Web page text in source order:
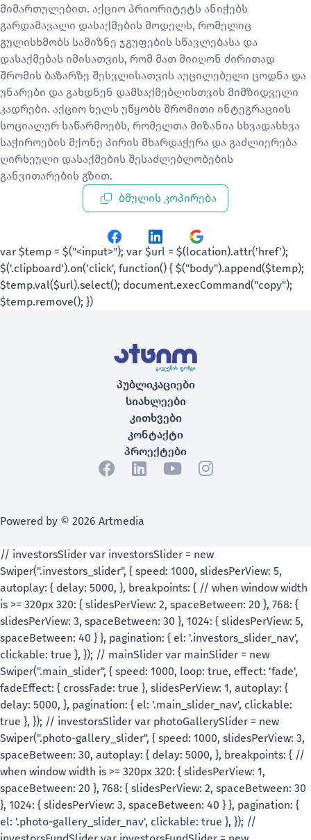
მიმართულებით. აქციო პრიორიტეტს ანიჭებს
გარდამავალი დასაქმების მოდელს, რომელიც
გულისხმობს სამიზნე ჯგუფების სწავლებასა და
დასაქმებას იმისათვის, რომ მათ მიიღონ ძირითად
შრომის ბაზარზე შესვლისათვის აუცილებელი ცოდნა და
უნარები და გახდნენ დამსაქმებლისთვის მიმზიდველი
კადრები. აქციო ხელს უწყობს შრომითი ინტეგრაციის
სოციალურ საწარმოებს, რომელთა მიზანია სხვადასხვა
საჭიროების მქონე პირის მხარდაჭერა და გაძლიერება
ღირსეული დასაქმების შესაძლებლობების
განვითარების გზით.
ბმულის კოპირება
პუბლიკაციები
სიახლეები
კითხვები
კონტაქტი
პროექტები
Powered by © 2026 Artmedia